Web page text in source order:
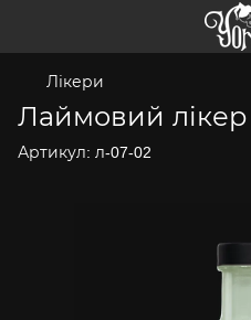
Лікери
Лаймовий лікер
Артикул: л-07-02